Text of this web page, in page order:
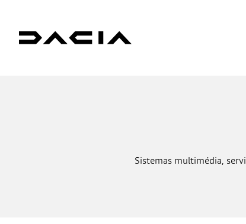
Sistemas multimédia,